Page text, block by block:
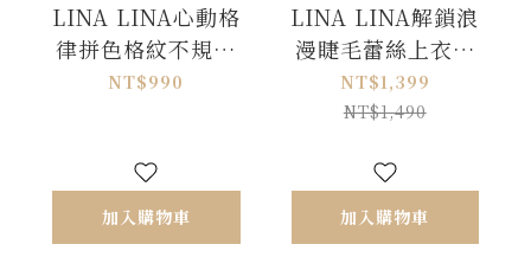
LINA LINA心動格
律拼色格紋不規則
裙襬洋裝-深藍
NT$990
加入購物車
LINA LINA解鎖浪
漫睫毛蕾絲上衣短
裙兩件組-霧藍灰
NT$1,399
NT$1,490
加入購物車